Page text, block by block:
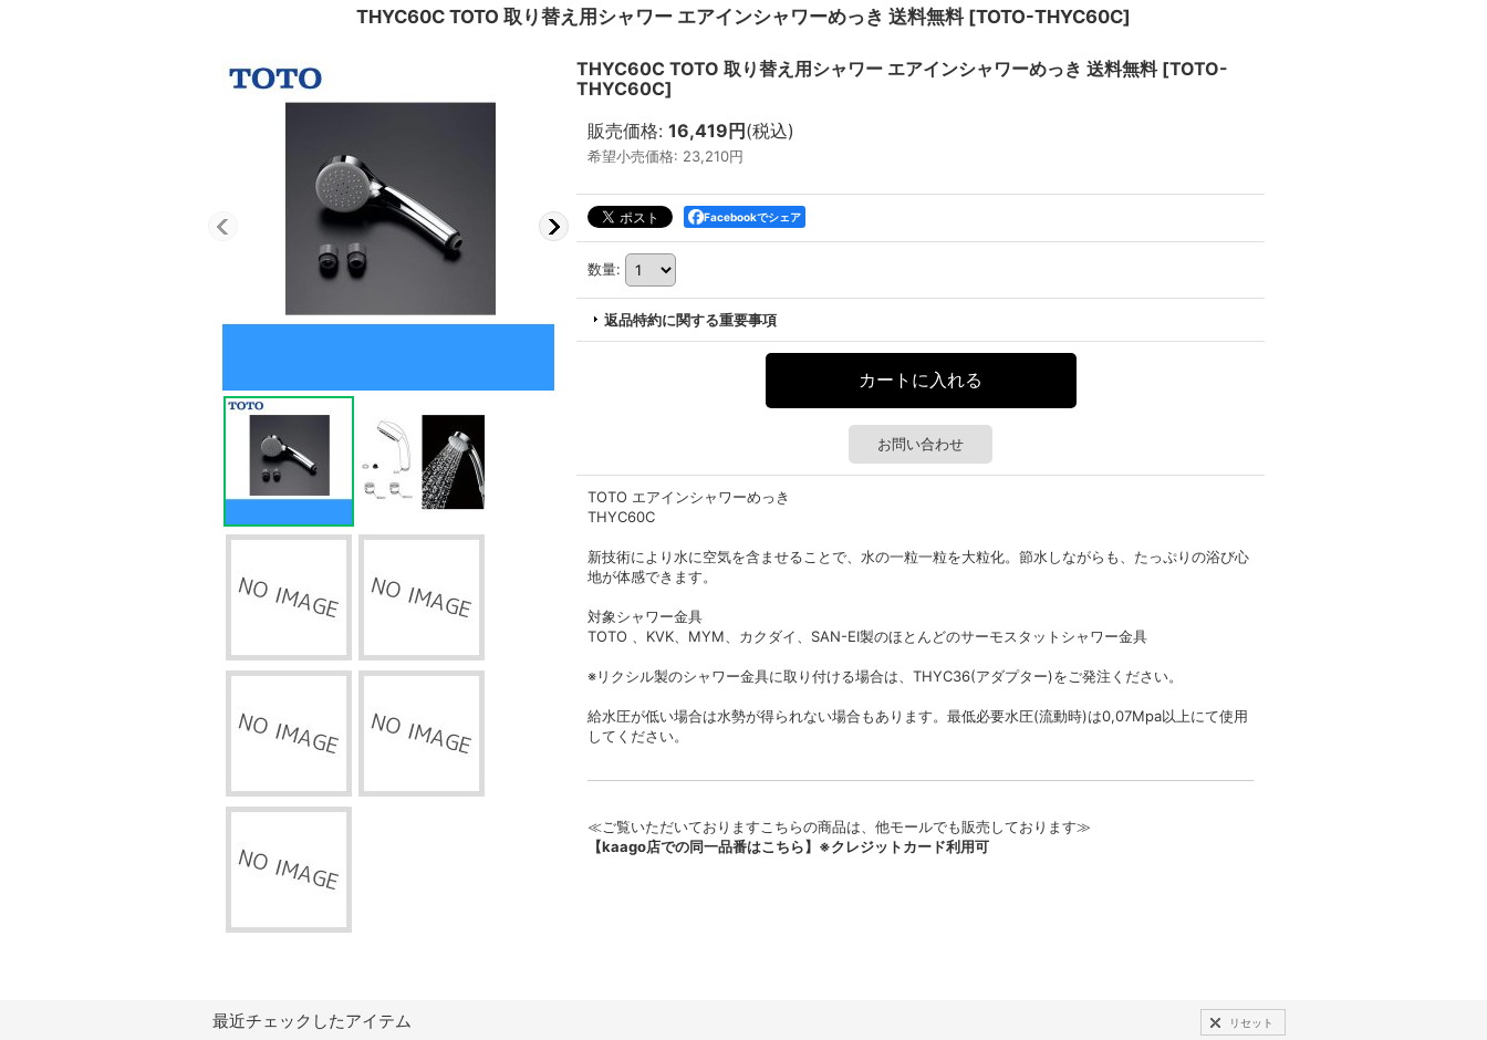
THYC60C TOTO 取り替え用シャワー エアインシャワーめっき 送料無料 [TOTO-THYC60C]
THYC60C TOTO 取り替え用シャワー エアインシャワーめっき 送料無料 [TOTO-
THYC60C]
販売価格: 16,419円 (税込)
希望小売価格: 23,210円
Facebookでシェア
数量:
返品特約に関する重要事項
お問い合わせ
TOTO エアインシャワーめっき
THYC60C
新技術により水に空気を含ませることで、水の一粒一粒を大粒化。節水しながらも、たっぷりの浴び心
地が体感できます。
対象シャワー金具
TOTO 、KVK、MYM、カクダイ、SAN-EI製のほとんどのサーモスタットシャワー金具
※リクシル製のシャワー金具に取り付ける場合は、THYC36(アダプター)をご発注ください。
給水圧が低い場合は水勢が得られない場合もあります。最低必要水圧(流動時)は0,07Mpa以上にて使用
してください。
≪ご覧いただいておりますこちらの商品は、他モールでも販売しております≫
【kaago店での同一品番はこちら】※クレジットカード利用可
最近チェックしたアイテム リセット